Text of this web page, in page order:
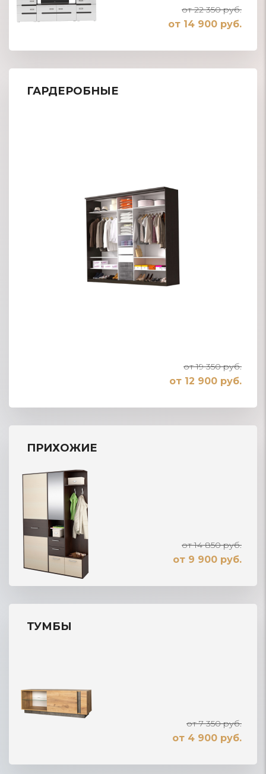
от 22 350 руб.
от 14 900 руб.
ГАРДЕРОБНЫЕ
от 19 350 руб.
от 12 900 руб.
ПРИХОЖИЕ
от 14 850 руб.
от 9 900 руб.
ТУМБЫ
от 7 350 руб.
от 4 900 руб.